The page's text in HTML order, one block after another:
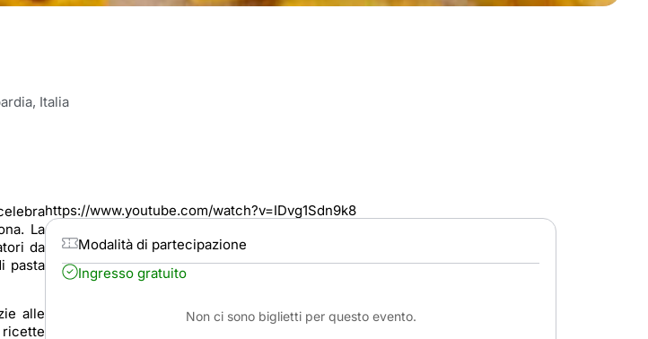
Italia
La
da
pasta
alle
ricette
https://www.youtube.com/watch?v=IDvg1Sdn9k8
Modalità di partecipazione
Ingresso gratuito
Non ci sono biglietti per questo evento.